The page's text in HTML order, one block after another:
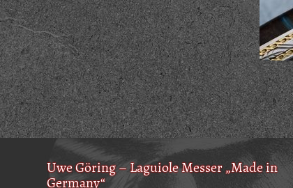
Uwe Göring – Laguiole Messer „Made in
Germany“